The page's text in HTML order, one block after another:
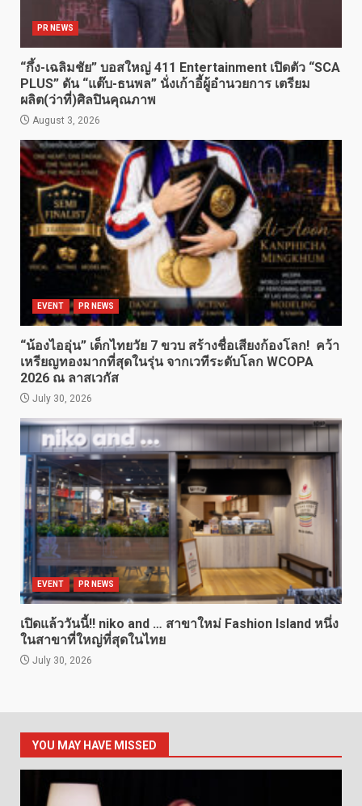
PR NEWS
“กึ้ง-เฉลิมชัย” บอสใหญ่ 411 Entertainment เปิดตัว “SCA
PLUS” ดัน “แต๊บ-ธนพล” นั่งเก้าอี้ผู้อำนวยการ เตรียม
ผลิต(ว่าที่)ศิลปินคุณภาพ
August 3, 2026
EVENT PR NEWS
“น้องไออุ่น” เด็กไทยวัย 7 ขวบ สร้างชื่อเสียงก้องโลก! คว้า
เหรียญทองมากที่สุดในรุ่น จากเวทีระดับโลก WCOPA
2026 ณ ลาสเวกัส
July 30, 2026
EVENT PR NEWS
เปิดแล้ววันนี้!! niko and … สาขาใหม่ Fashion Island หนึ่ง
ในสาขาที่ใหญ่ที่สุดในไทย
July 30, 2026
YOU MAY HAVE MISSED